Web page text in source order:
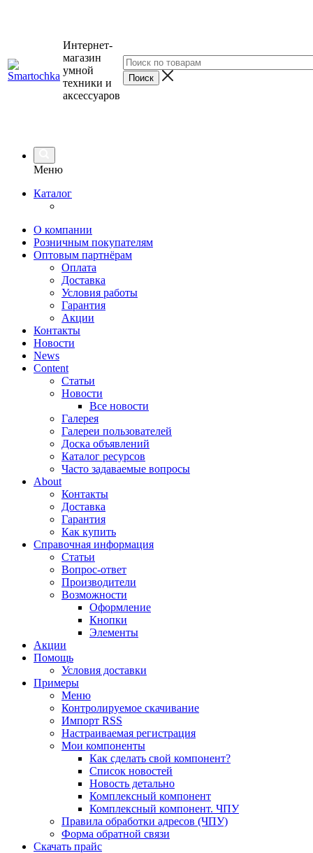
Интернет-
магазин
умной
техники и
аксессуаров
Меню
Каталог
О компании
Розничным покупателям
Оптовым партнёрам
Оплата
Доставка
Условия работы
Гарантия
Акции
Контакты
Новости
News
Content
Статьи
Новости
Все новости
Галерея
Галереи пользователей
Доска объявлений
Каталог ресурсов
Часто задаваемые вопросы
About
Контакты
Доставка
Гарантия
Как купить
Справочная информация
Статьи
Вопрос-ответ
Производители
Возможности
Оформление
Кнопки
Элементы
Акции
Помощь
Условия доставки
Примеры
Меню
Контролируемое скачивание
Импорт RSS
Настраиваемая регистрация
Мои компоненты
Как сделать свой компонент?
Список новостей
Новость детально
Комплексный компонент
Комплексный компонент. ЧПУ
Правила обработки адресов (ЧПУ)
Форма обратной связи
Скачать прайс